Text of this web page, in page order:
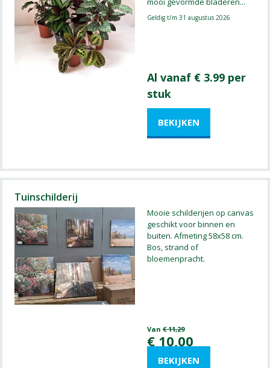
Geldig t/m 31 augustus 2026
Al vanaf € 3.99 per
stuk
Tuinschilderij
Mooie schilderijen op canvas
geschikt voor binnen en
buiten. Afmeting 58x58 cm.
Bos, strand of
bloemenpracht.
Van € 11,29
€ 10,00